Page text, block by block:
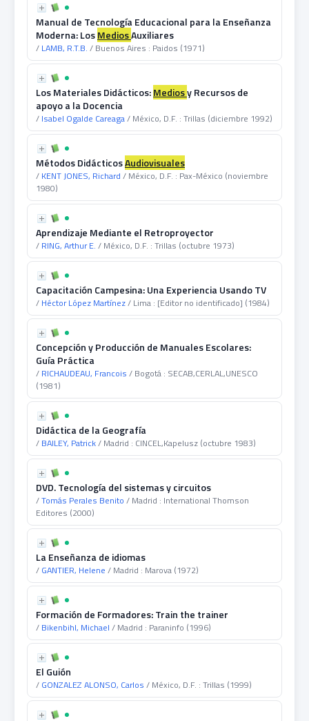
Manual de Tecnología Educacional para la Enseñanza
Moderna: LosMediosAuxiliares
/ LAMB, R.T.B. / Buenos Aires : Paidos (1971)
Los Materiales Didácticos:Mediosy Recursos de
apoyo a la Docencia
/ Isabel Ogalde Careaga/ México, D.F. : Trillas (diciembre 1992)
Métodos DidácticosAudiovisuales
/ KENT JONES, Richard / México, D.F. : Pax-México (noviembre
1980)
Aprendizaje Mediante el Retroproyector
/ RING, Arthur E. / México, D.F. : Trillas (octubre 1973)
Capacitación Campesina: Una Experiencia Usando TV
/ Héctor López Martínez/ Lima : [Editor no identificado] (1984)
Concepción y Producción de Manuales Escolares:
Guía Práctica
/ RICHAUDEAU, Francois / Bogotá : SECAB,CERLAL,UNESCO
(1981)
Didáctica de la Geografía
/ BAILEY, Patrick/ Madrid : CINCEL,Kapelusz (octubre 1983)
DVD. Tecnología del sistemas y circuitos
/Tomás Perales Benito / Madrid : International Thomson
Editores (2000)
La Enseñanza de idiomas
/ GANTIER, Helene / Madrid : Marova (1972)
Formación de Formadores: Train the trainer
/ Bikenbihl, Michael / Madrid : Paraninfo (1996)
El Guión
/ GONZALEZ ALONSO, Carlos / México, D.F. : Trillas (1999)